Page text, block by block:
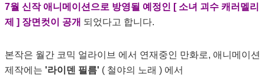
7월 신작 애니메이션으로 방영될 예정인 [ 소녀 괴수 캐러멜리
제 ] 장면컷이 공개 되었다고 합니다.
본작은 월간 코믹 얼라이브 에서 연재중인 만화로, 애니메이션
제작에는 '라이덴 필름' ( 철야의 노래 ) 에서